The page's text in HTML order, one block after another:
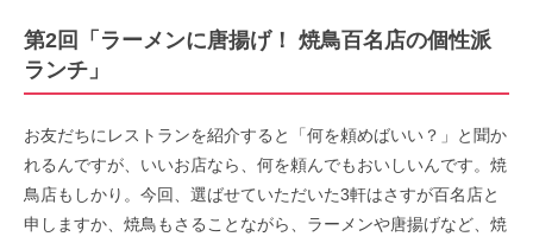
第2回「ラーメンに唐揚げ！ 焼鳥百名店の個性派
ランチ」
お友だちにレストランを紹介すると「何を頼めばいい？」と聞か
れるんですが、いいお店なら、何を頼んでもおいしいんです。焼
鳥店もしかり。今回、選ばせていただいた3軒はさすが百名店と
申しますか、焼鳥もさることながら、ラーメンや唐揚げなど、焼